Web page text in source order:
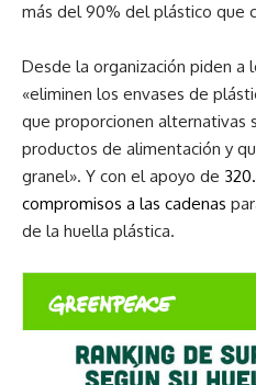
más del 90% del plástico que
Desde la organización piden a
«eliminen los envases de
que proporcionen alternativas
productos de alimentación y
granel». Y con el apoyo de
compromisos a las cadenas
de la huella plástica.